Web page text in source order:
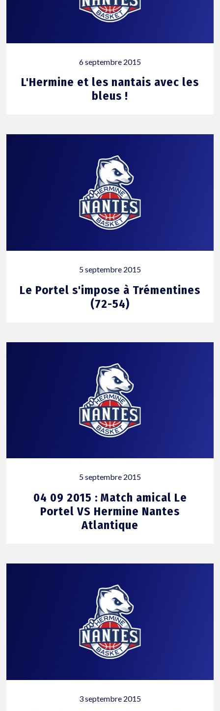
6 septembre 2015
L'Hermine et les nantais avec les
bleus !
5 septembre 2015
Le Portel s'impose à Trémentines
(72-54)
5 septembre 2015
04 09 2015 : Match amical Le
Portel VS Hermine Nantes
Atlantique
3 septembre 2015